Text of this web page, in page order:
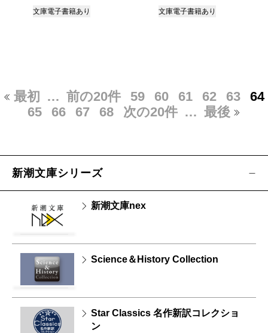
文庫電子書籍あり 文庫電子書籍あり
最初 … 前の20件 59 60 61 62 63
64
65
66 67 68 次の20件 … 最後
新潮文庫シリーズ
新潮文庫nex
Science＆History Collection
Star Classics 名作新訳コレクショ
ン